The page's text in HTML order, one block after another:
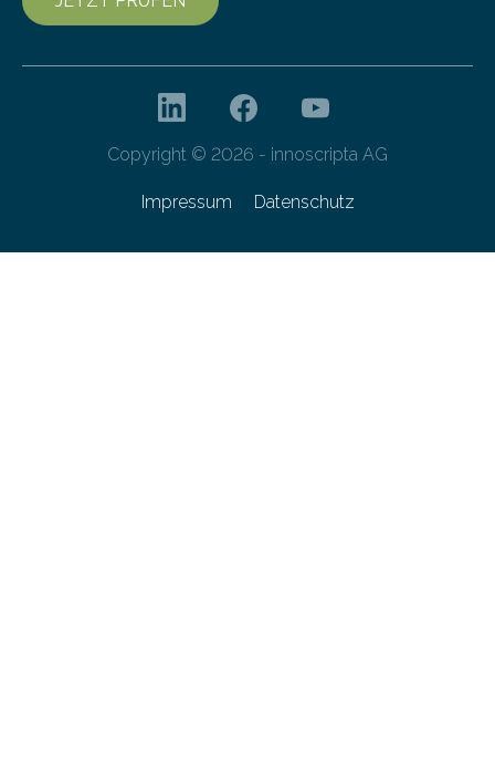
Copyright © 2026 - innoscripta AG
Impressum Datenschutz